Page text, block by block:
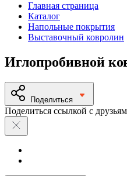
Главная страница
Каталог
Напольные покрытия
Выставочный ковролин
Иглопробивной
Поделиться
Поделиться ссылкой с